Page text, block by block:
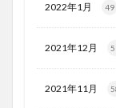
2022年1月 49
2021年12月
2021年11月